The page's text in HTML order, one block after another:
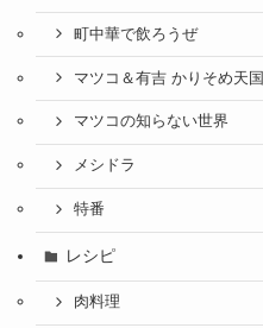
町中華で飲ろうぜ
マツコ＆有吉 かりそめ天国
マツコの知らない世界
メシドラ
特番
レシピ
肉料理